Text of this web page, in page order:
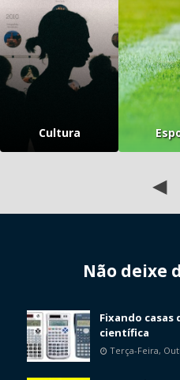
Cultura
◀
Não deixe
Fixando casas
científica
Terça-Feira,